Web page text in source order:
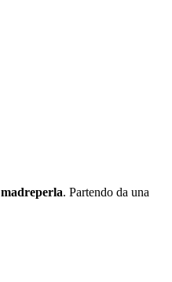
madreperla. Partendo da una